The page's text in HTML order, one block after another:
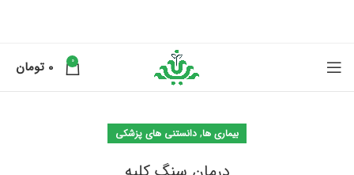
0
0 تومان
بیماری ها, دانستنی های پزشکی